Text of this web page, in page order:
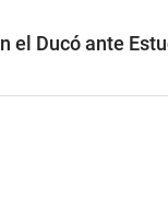
el Ducó ante